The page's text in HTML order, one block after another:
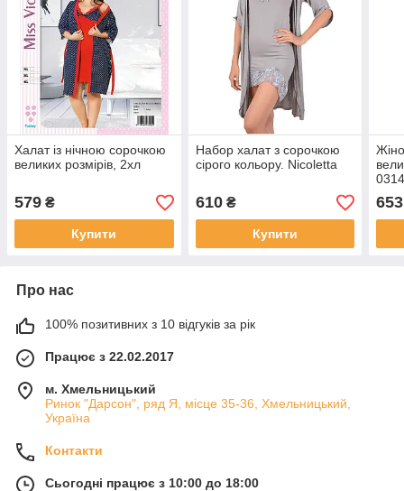
Халат із нічною сорочкою
великих розмірів, 2хл
579 ₴
Купити
Набор халат з сорочкою
сірого кольору. Nicoletta
610₴
Купити
653
Про нас
100% позитивних з 10 відгуків за рік
Працює з 22.02.2017
м. Хмельницький
Ринок "Дарсон", ряд Я, місце 35-36, Хмельницький,
Україна
Контакти
Сьогодні працює з 10:00 до 18:00